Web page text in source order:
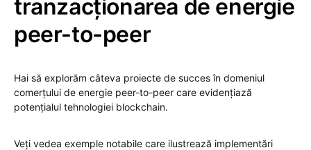
tranzacționarea de energie
peer-to-peer
Hai să explorăm câteva proiecte de succes în domeniul
comerțului de energie peer-to-peer care evidențiază
potențialul tehnologiei blockchain.
Veți vedea exemple notabile care ilustrează implementări